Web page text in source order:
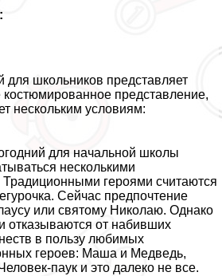
для школьников представляет
костюмированное представление,
нескольким условиям:
для начальной школы
несколькими
героями считаются
Сейчас предпочтение
или святому Николаю. Однако
отказываются от набивших
в пользу любимых
героев: Маша и Медведь,
паук и это далеко не все.